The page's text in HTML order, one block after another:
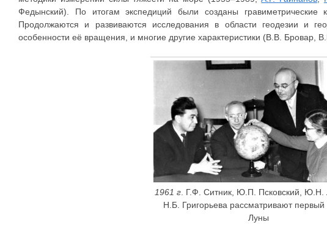
Федынский). По итогам экспедиций были созданы гравиметрические
Продолжаются и развиваются исследования в области геодезии и
особенности её вращения, и многие другие характеристики (В.В.
1961 г . Г.Ф. Ситник, Ю.П. Псковский, Ю.Н.
Н.Б. Григорьева рассматривают первый
Луны